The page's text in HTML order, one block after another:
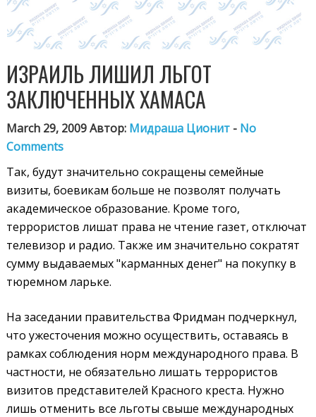
ИЗРАИЛЬ ЛИШИЛ ЛЬГОТ
ЗАКЛЮЧЕННЫХ ХАМАСА
March 29, 2009 Автор: Мидраша Ционит - No
Comments
Так, будут значительно сокращены семейные
визиты, боевикам больше не позволят получать
академическое образование. Кроме того,
террористов лишат права не чтение газет, отключат
телевизор и радио. Также им значительно сократят
сумму выдаваемых "карманных денег" на покупку в
тюремном ларьке.
На заседании правительстваФридман подчеркнул,
что ужесточения можно осуществить, оставаясь в
рамках соблюдения норм международного права. В
частности, не обязательно лишать террористов
визитов представителей Красного креста. Нужно
лишь отменить все льготы свыше международных